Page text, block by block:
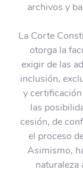
archivos y
La Corte
otorga la
exigir de las
inclusión,
y
las
cesión, de
el proceso
Asimismo,
naturaleza